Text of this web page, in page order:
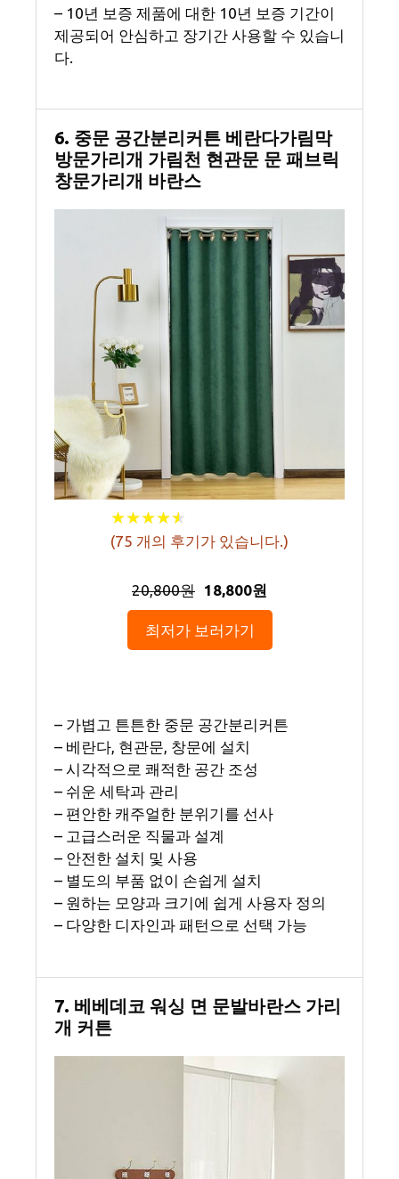
– 10년 보증 제품에 대한 10년 보증 기간이
제공되어 안심하고 장기간 사용할 수 있습니
다.
6. 중문 공간분리커튼 베란다가림막
방문가리개 가림천 현관문 문 패브릭
창문가리개 바란스
★★★★★
★★★★★
(75 개의 후기가 있습니다.)
20,800원 18,800원
최저가 보러가기
– 가볍고 튼튼한 중문 공간분리커튼
– 베란다, 현관문, 창문에 설치
– 시각적으로 쾌적한 공간 조성
– 쉬운 세탁과 관리
– 편안한 캐주얼한 분위기를 선사
– 고급스러운 직물과 설계
– 안전한 설치 및 사용
– 별도의 부품 없이 손쉽게 설치
– 원하는 모양과 크기에 쉽게 사용자 정의
– 다양한 디자인과 패턴으로 선택 가능
7. 베베데코 워싱 면 문발바란스 가리
개 커튼